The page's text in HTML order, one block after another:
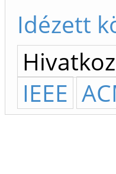
Idézett
IEEE